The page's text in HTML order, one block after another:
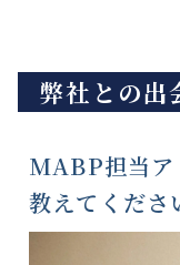
弊社との出
MABP担当ア
教えてくださ